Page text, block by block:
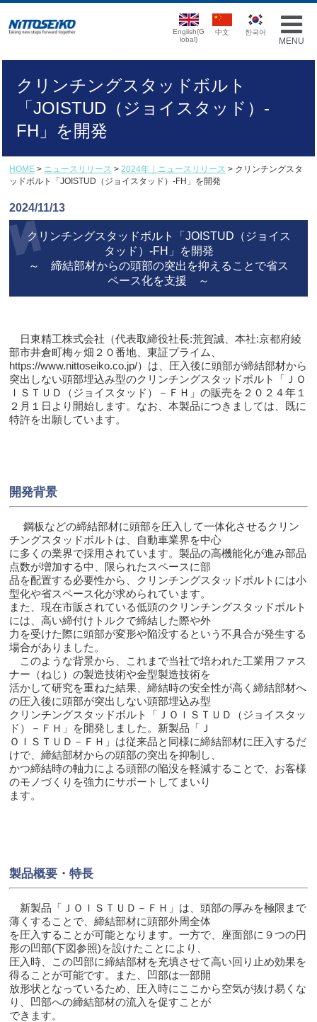
MENU
English(G
lobal)
中文 한국어
クリンチングスタッドボルト
「JOISTUD（ジョイスタッド）-
FH」を開発
HOME > ニュースリリース > 2024年｜ニュースリリース > クリンチングスタ
ッドボルト「JOISTUD（ジョイスタッド）-FH」を開発
2024/11/13
クリンチングスタッドボルト「JOISTUD（ジョイス
タッド）-FH」を開発
～ 締結部材からの頭部の突出を抑えることで省ス
ペース化を支援 ～
日東精工株式会社（代表取締役社長:荒賀誠、本社:京都府綾
部市井倉町梅ヶ畑２０番地、東証プライム、
https://www.nittoseiko.co.jp/）は、圧入後に頭部が締結部材から
突出しない頭部埋込み型のクリンチングスタッドボルト「ＪＯ
ＩＳＴＵＤ（ジョイスタッド）－ＦＨ」の販売を２０２４年１
２月１日より開始します。なお、本製品につきましては、既に
特許を出願しています。
開発背景
鋼板などの締結部材に頭部を圧入して一体化させるクリン
チングスタッドボルトは、自動車業界を中心
に多くの業界で採用されています。製品の高機能化が進み部品
点数が増加する中、限られたスペースに部
品を配置する必要性から、クリンチングスタッドボルトには小
型化や省スペース化が求められています。
また、現在市販されている低頭のクリンチングスタッドボルト
には、高い締付けトルクで締結した際や外
力を受けた際に頭部が変形や陥没するという不具合が発生する
場合がありました。
このような背景から、これまで当社で培われた工業用ファス
ナー（ねじ）の製造技術や金型製造技術を
活かして研究を重ねた結果、締結時の安全性が高く締結部材へ
の圧入後に頭部が突出しない頭部埋込み型
クリンチングスタッドボルト「ＪＯＩＳＴＵＤ（ジョイスタッ
ド）－ＦＨ」を開発しました。新製品「Ｊ
ＯＩＳＴＵＤ－ＦＨ」は従来品と同様に締結部材に圧入するだ
けで、締結部材からの頭部の突出を抑制し、
かつ締結時の軸力による頭部の陥没を軽減することで、お客様
のモノづくりを強力にサポートしてまいり
ます。
製品概要・特長
新製品「ＪＯＩＳＴＵＤ－ＦＨ」は、頭部の厚みを極限まで
薄くすることで、締結部材に頭部外周全体
を圧入することが可能となります。一方で、座面部に９つの円
形の凹部(下図参照)を設けたことにより、
圧入時、この凹部に締結部材を充填させて高い回り止め効果を
得ることが可能です。また、凹部は一部開
放形状となっているため、圧入時にここから空気が抜け易くな
り、凹部への締結部材の流入を促すことが
できます。